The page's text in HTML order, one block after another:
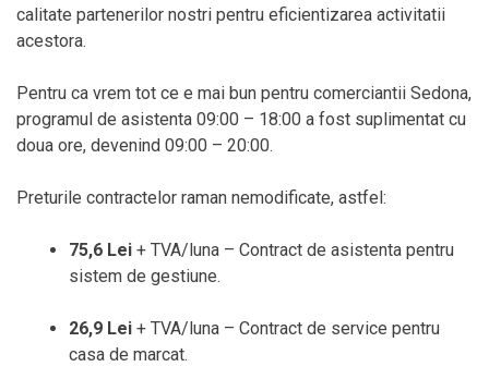
calitate partenerilor nostri pentru eficientizarea activitatii
acestora.
Pentru ca vrem tot ce e mai bun pentru comerciantii Sedona,
programul de asistenta 09:00 – 18:00 a fost suplimentat cu
doua ore, devenind 09:00 – 20:00.
Preturile contractelor raman nemodificate, astfel:
75,6 Lei + TVA/luna – Contract de asistenta pentru
sistem de gestiune.
26,9 Lei + TVA/luna – Contract de service pentru
casa de marcat.